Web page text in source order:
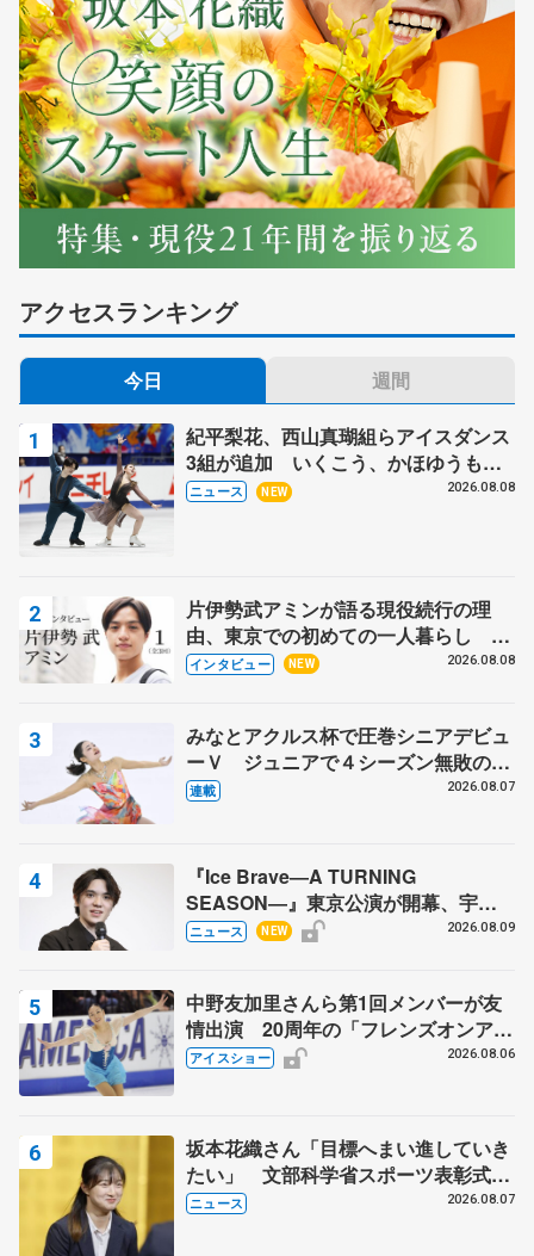
アクセスランキング
今日 週間
紀平梨花、西山真瑚組らアイスダンス
3組が追加 いくこう、かほゆうも、
木下グループ杯
ニュース NEW 2026.08.08
片伊勢武アミンが語る現役続行の理
由、東京での初めての一人暮らし 注
目スケーターの「今」に迫る
インタビュー NEW 2026.08.08
みなとアクルス杯で圧巻シニアデビュ
ーＶ ジュニアで４シーズン無敗の島
田麻央
連載 2026.08.07
『Ice Brave―A TURNING
SEASON―』東京公演が開幕、宇野
昌磨の『Ice Brave』にかける思いを
ニュース NEW 2026.08.09
中野友加里さんら第1回メンバーが友
情出演 20周年の「フレンズオンアイ
ス」 宮本賢二さん、有川梨絵さん、
アイスショー 2026.08.06
坂本花織さん「目標へまい進していき
たい」 文部科学省スポーツ表彰式で
代表謝辞
ニュース 2026.08.07